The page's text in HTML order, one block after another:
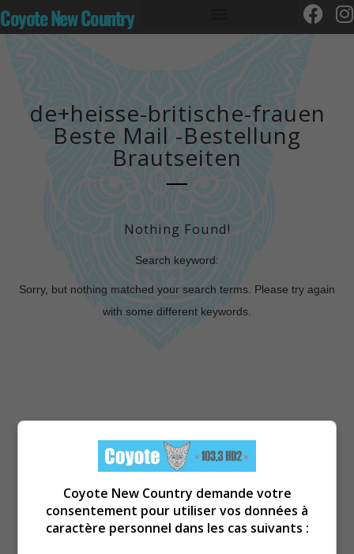
Coyote New Country
de+heisse-britische-frauen
Beste Mail -Bestellung
Brautseiten
Nothing Found!
Search keyword:
Sorry, but nothing matched your search terms. Please try again
with some different keywords.
Coyote New Country demande votre
consentement pour utiliser vos données à
caractère personnel dans les cas suivants :